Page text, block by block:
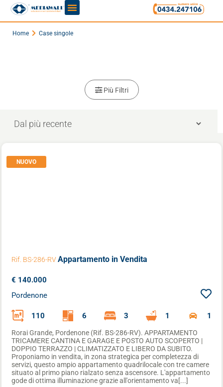
Home Case singole
Più Filtri
NUOVO
Rif. BS-286-RVAppartamento in Vendita
€ 140.000
Pordenone
110 6 3 1 1
Rorai Grande, Pordenone (Rif. BS-286-RV). APPARTAMENTO
TRICAMERE CANTINA E GARAGE E POSTO AUTO SCOPERTO |
DOPPIO TERRAZZO | CLIMATIZZATO E LIBERO DA SUBITO.
Proponiamo in vendita, in zona strategica per completezza di
servizi, questo ampio appartamento quadrilocale con tre camere
situato al primo piano rialzato senza ascensore. L'appartamento
gode di ottima illuminazione grazie all'orientamento va[...]